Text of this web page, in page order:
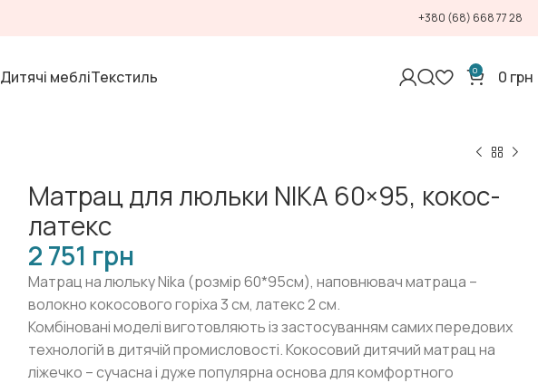
+380 (68) 668 77 28
Дитячі мебліТекстиль 0 0 грн
Матрац для люльки NIKA 60×95, кокос-
латекс
грн
Матрац на люльку Nika (розмір 60*95см), наповнювач матраца –
волокно кокосового горіха 3 см, латекс 2 см.
Комбіновані моделі виготовляють із застосуванням самих передових
технологій в дитячій промисловості. Кокосовий дитячий матрац на
ліжечко – сучасна і дуже популярна основа для комфортного